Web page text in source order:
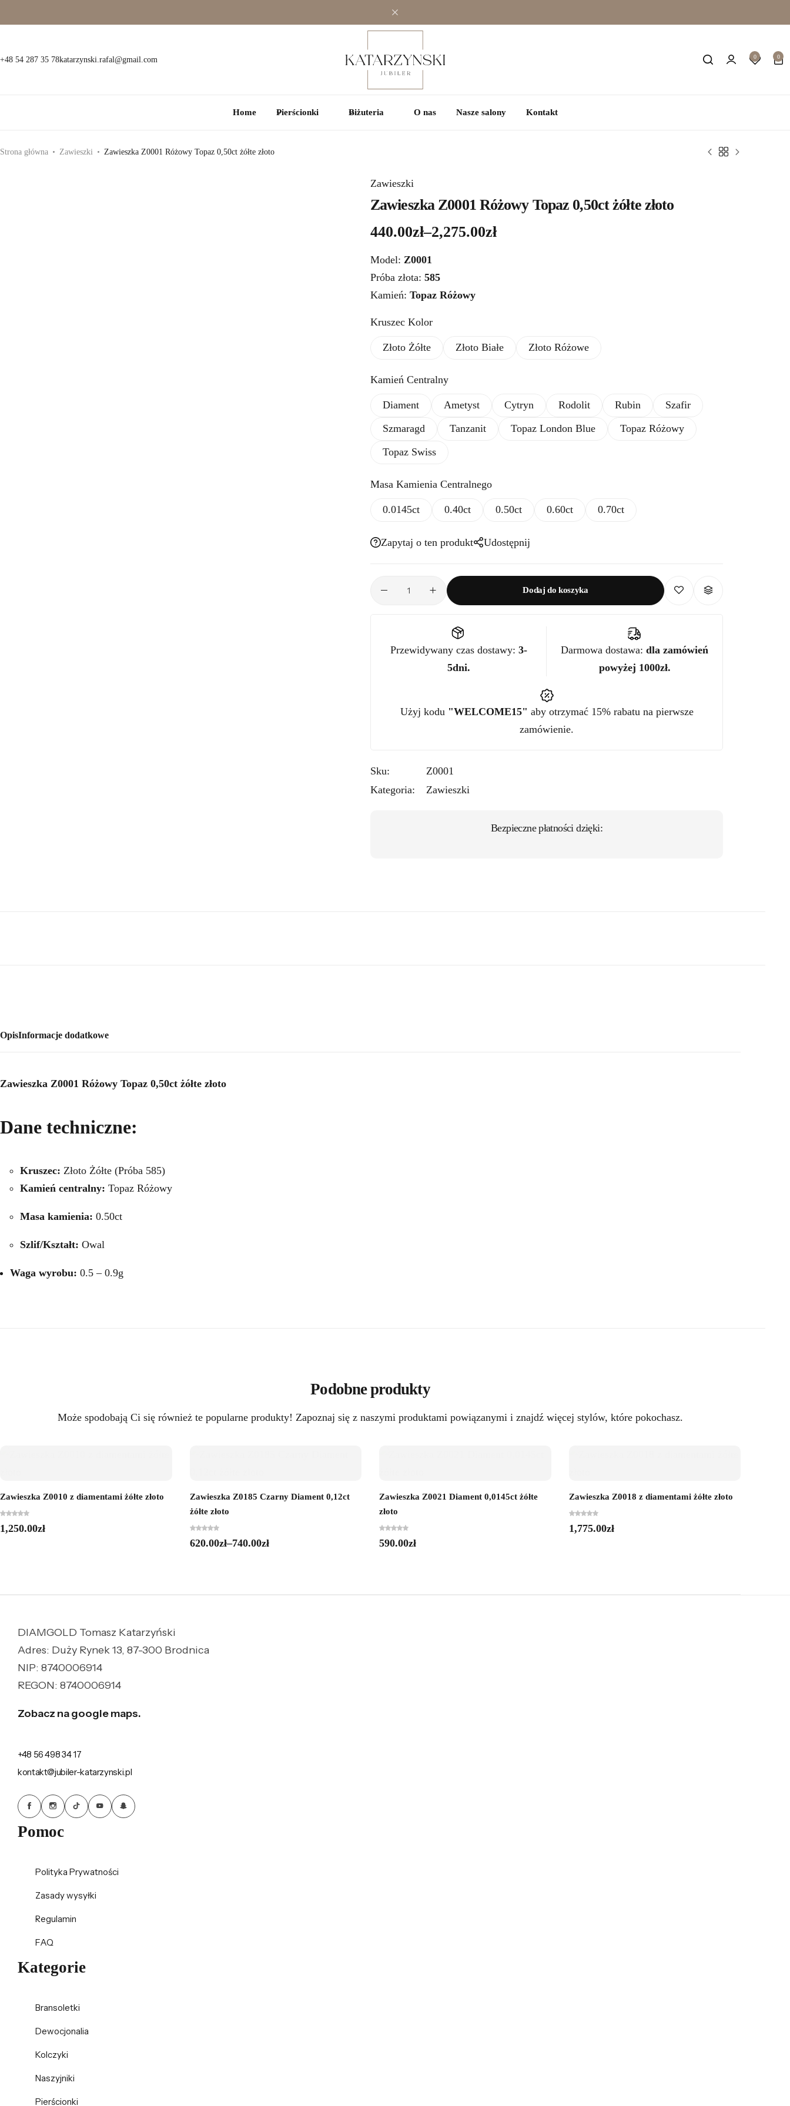
+48 54 287 35 78katarzynski.rafal@gmail.com
Jubiler
SearchLogin
0 0
Home Pierścionki Biżuteria O nas Nasze salony Kontakt
Strona główna Zawieszki Zawieszka Z0001 Różowy Topaz 0,50ct żółte złoto
Zawieszki
Zawieszka Z0001 Różowy Topaz 0,50ct żółte złoto
440.00zł–2,275.00zł
Zakres
cen:
od
440.00zł
do
Model: Z0001
Próba złota: 585
Kamień: Topaz Różowy
Kruszec Kolor
Złoto Żółte Złoto Białe Złoto Różowe
Kamień Centralny
Diament Ametyst Cytryn Rodolit Rubin
Szafir
Szmaragd
Tanzanit Topaz London Blue
Topaz Różowy
Topaz Swiss
Masa Kamienia Centralnego
0.0145ct 0.40ct 0.50ct 0.60ct 0.70ct
Zapytaj o ten produkt Udostępnij
0,50ct
Dodaj do koszyka
Przewidywany czas dostawy: 3-
5dni.
Darmowa dostawa: dla zamówień
powyżej 1000zł.
Użyj kodu "WELCOME15" aby otrzymać 15% rabatu na pierwsze
zamówienie.
Sku:
Z0001
Kategoria:
Zawieszki
Bezpieczne płatności dzięki:
OpisInformacje dodatkowe
Zawieszka Z0001 Różowy Topaz 0,50ct żółte złoto
Dane techniczne:
Kruszec: Złoto Żółte (Próba 585)
Kamień centralny: Topaz Różowy
Masa kamienia: 0.50ct
Szlif/Kształt: Owal
Waga wyrobu: 0.5 – 0.9g
Podobne produkty
Może spodobają Ci się również te popularne produkty! Zapoznaj się z naszymi produktami powiązanymi i znajdź więcej stylów, które pokochasz.
Zawieszka Z0010 z diamentami żółte złoto
1,250.00zł
Zawieszka Z0185 Czarny Diament 0,12ct
żółte złoto
620.00zł–740.00zł
Zakres
Zawieszka Z0021 Diament 0,0145ct żółte
złoto
590.00zł
Zawieszka Z0018 z diamentami żółte złoto
1,775.00zł
DIAMGOLD Tomasz Katarzyński
Adres: Duży Rynek 13, 87-300 Brodnica
NIP: 8740006914
REGON: 8740006914
Zobacz na google maps.
+48 56 498 34 17
kontakt@jubiler-katarzynski.pl
Pomoc
Polityka Prywatności
Zasady wysyłki
Regulamin
FAQ
Kategorie
Bransoletki
Dewocjonalia
Kolczyki
Naszyjniki
Pierścionki